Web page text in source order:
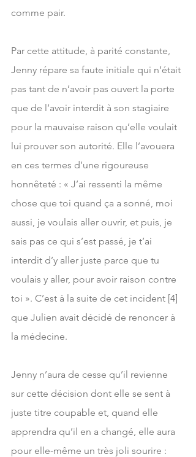
comme pair.
Par cette attitude, à parité constante,
Jenny répare sa faute initiale qui n’était
pas tant de n’avoir pas ouvert la porte
que de l’avoir interdit à son stagiaire
pour la mauvaise raison qu’elle voulait
lui prouver son autorité. Elle l’avouera
en ces termes d’une rigoureuse
honnêteté : « J’ai ressenti la même
chose que toi quand ça a sonné, moi
aussi, je voulais aller ouvrir, et puis, je
sais pas ce qui s’est passé, je t’ai
interdit d’y aller juste parce que tu
voulais y aller, pour avoir raison contre
toi ». C’est à la suite de cet incident [4]
que Julien avait décidé de renoncer à
la médecine.
Jenny n’aura de cesse qu’il revienne
sur cette décision dont elle se sent à
juste titre coupable et, quand elle
apprendra qu’il en a changé, elle aura
pour elle-même un très joli sourire :